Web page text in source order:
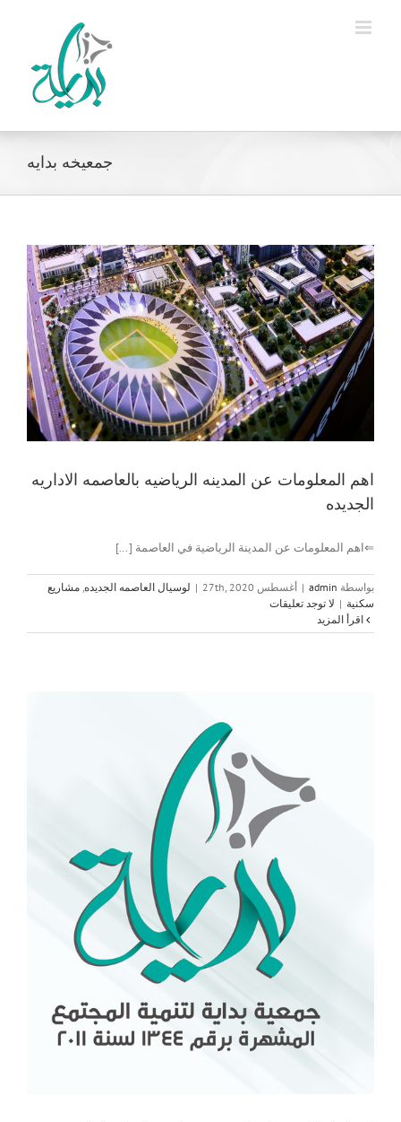
جمعيخه بدايه
اهم المعلومات عن المدينه الرياضيه بالعاصمه الاداريه
الجديده
⇐اهم المعلومات عن المدينة الرياضية في العاصمة [...]
بواسطة admin
| أغسطس 27th, 2020 | لوسيال العاصمه الجديده مشاريع
سكنية | لا توجد تعليقات